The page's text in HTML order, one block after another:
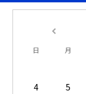
日 月
4
5